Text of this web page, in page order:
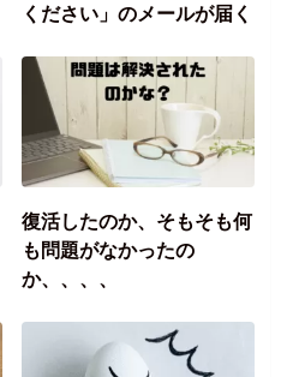
ください」のメールが届く
復活したのか、そもそも何
も問題がなかったの
か、、、、